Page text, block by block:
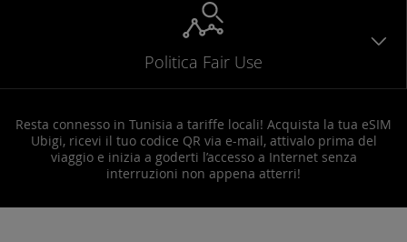
Politica Fair Use
Resta connesso in Tunisia a tariffe locali! Acquista la tua eSIM
Ubigi, ricevi il tuo codice QR via e-mail, attivalo prima del
viaggio e inizia a goderti l’accesso a Internet senza
interruzioni non appena atterri!